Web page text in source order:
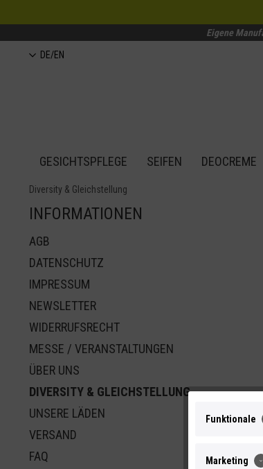
Eigene
DE/EN
GESICHTSPFLEGE SEIFEN DEOCREME
Diversity & Gleichstellung
INFORMATIONEN
AGB
DATENSCHUTZ
IMPRESSUM
NEWSLETTER
WIDERRUFSRECHT
MESSE / VERANSTALTUNGEN
ÜBER UNS
DIVERSITY & GLEICHSTELLUNG
UNSERE LÄDEN
VERSAND
FAQ
Funktionale
Marketing